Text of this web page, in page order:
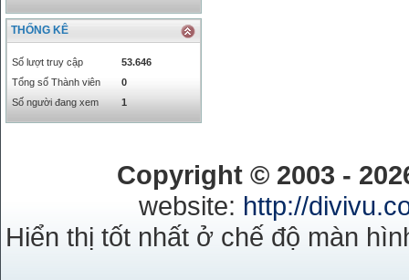
KWD
0
79758.97
MYR
5808.39
RMB
3272
RUB
THỐNG KÊ
Số lượt truy cập
53.646
Tổng số Thành viên
0
Số người đang xem
1
Copyright © 2003 -
website: http://
Hiển thị tốt nhất ở chế độ màn